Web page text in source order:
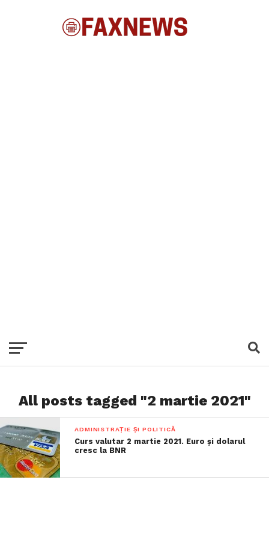
All posts tagged "2 martie 2021"
ADMINISTRAȚIE ȘI POLITICĂ
Curs valutar 2 martie 2021. Euro și dolarul
cresc la BNR